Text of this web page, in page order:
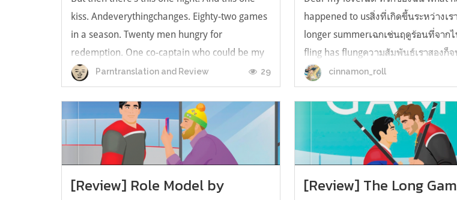
kiss. Andeverythingchanges. Eighty-two games
in a season. Twenty men hungry for
redemption. One co-captain who could be my
forever. This is the rest of the story. หลังอ่าน
แบบฟีลกู้ดติดๆ กันแล้ว เลยอยากได้ความแสบ
ทรวงในชีวิตบ้าง (หาเรื่อง!) เล่มนี้คู่หูเอ...
Parntranslation and Review 29
happened to usสิ่งที่เกิดขึ้นระหว่างเร
longer summerเฉกเช่นฤดูร้อนที่จาก
fling has flungความสัมพันธ์เราสองก็
still spin your recordsแต่ฉันยังเล่นเ
คุณบนแผ่นเสียงไวนิล And You still
homeในใจฉัน ตัวตนคุณก็ยังอบอ...
cinnamon_roll
[Review] Role Model by
[Review] The Long